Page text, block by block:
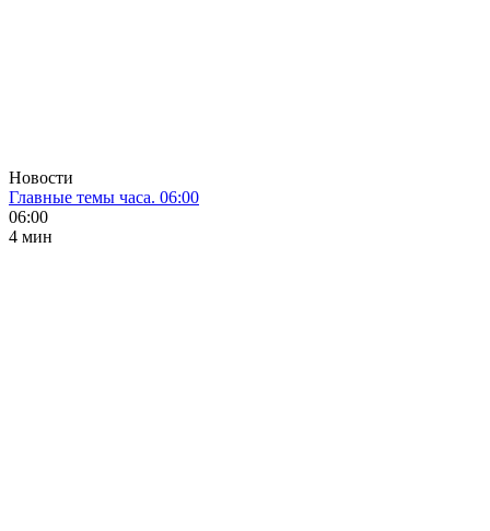
Новости
Главные темы часа. 06:00
06:00
4 мин